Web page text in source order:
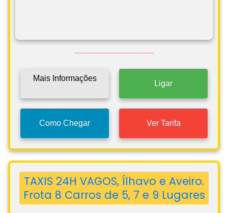
Mais Informações
Ligar
Como Chegar Ver Tarifa
TAXIS 24H VAGOS, Ílhavo e Aveiro.
Frota 8 Carros de 5, 7 e 9 Lugares